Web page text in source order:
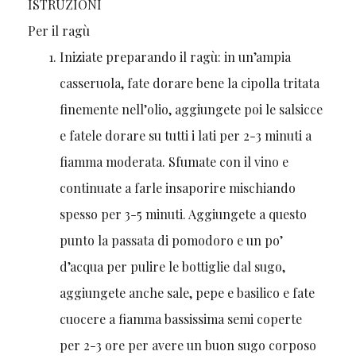
ISTRUZIONI
Per il ragù
Iniziate preparando il ragù: in un’ampia
casseruola, fate dorare bene la cipolla tritata
finemente nell’olio, aggiungete poi le salsicce
e fatele dorare su tutti i lati per 2-3 minuti a
fiamma moderata. Sfumate con il vino e
continuate a farle insaporire mischiando
spesso per 3-5 minuti. Aggiungete a questo
punto la passata di pomodoro e un po’
d’acqua per pulire le bottiglie dal sugo,
aggiungete anche sale, pepe e basilico e fate
cuocere a fiamma bassissima semi coperte
per 2-3 ore per avere un buon sugo corposo